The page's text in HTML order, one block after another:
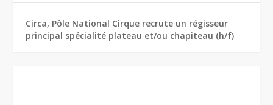
Circa, Pôle National Cirque recrute un régisseur
principal spécialité plateau et/ou chapiteau (h/f)